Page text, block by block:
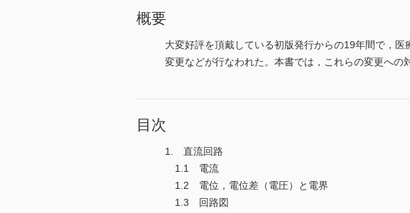
概要
大変好評を頂戴している初版発行からの19年間で，
変更などが行なわれた。本書では，これらの変更への
目次
1. 直流回路
1.1 電流
1.2 電位，電位差（電圧）と電界
1.3 回路図